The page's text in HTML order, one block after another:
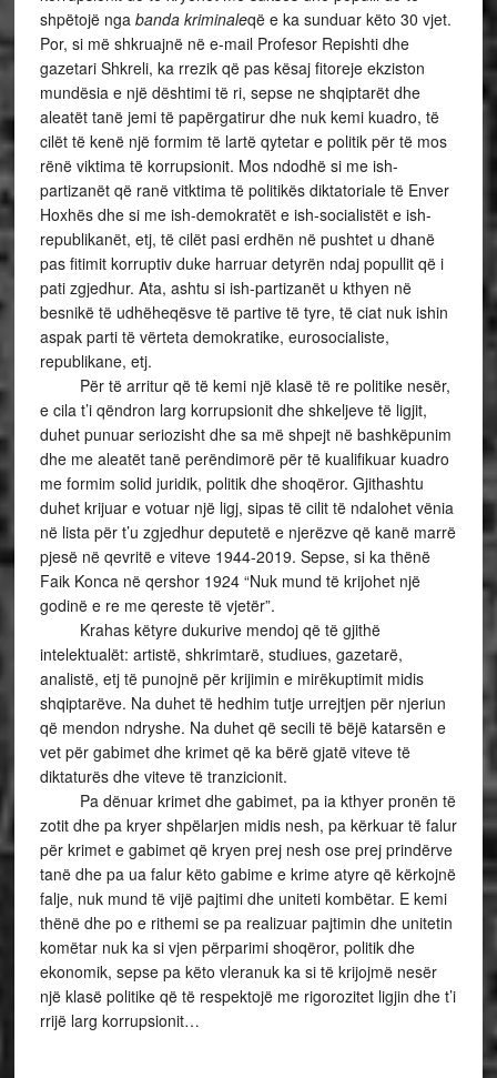
shpëtojë nga banda kriminaleqë e ka sunduar këto 30 vjet.
Por, si më shkruajnë në e-mail Profesor Repishti dhe
gazetari Shkreli, ka rrezik që pas kësaj fitoreje ekziston
mundësia e një dështimi të ri, sepse ne shqiptarët dhe
aleatët tanë jemi të papërgatirur dhe nuk kemi kuadro, të
cilët të kenë një formim të lartë qytetar e politik për të mos
rënë viktima të korrupsionit. Mos ndodhë si me ish-
partizanët që ranë vitktima të politikës diktatoriale të Enver
Hoxhës dhe si me ish-demokratët e ish-socialistët e ish-
republikanët, etj, të cilët pasi erdhën në pushtet u dhanë
pas fitimit korruptiv duke harruar detyrën ndaj popullit që i
pati zgjedhur. Ata, ashtu si ish-partizanët u kthyen në
besnikë të udhëheqësve të partive të tyre, të ciat nuk ishin
aspak parti të vërteta demokratike, eurosocialiste,
republikane, etj.
Për të arritur që të kemi një klasë të re politike nesër,
e cila t’i qëndron larg korrupsionit dhe shkeljeve të ligjit,
duhet punuar seriozisht dhe sa më shpejt në bashkëpunim
dhe me aleatët tanë perëndimorë për të kualifikuar kuadro
me formim solid juridik, politik dhe shoqëror. Gjithashtu
duhet krijuar e votuar një ligj, sipas të cilit të ndalohet vënia
në lista për t’u zgjedhur deputetë e njerëzve që kanë marrë
pjesë në qevritë e viteve 1944-2019. Sepse, si ka thënë
Faik Konca në qershor 1924 “Nuk mund të krijohet një
godinë e re me qereste të vjetër”.
Krahas këtyre dukurive mendoj që të gjithë
intelektualët: artistë, shkrimtarë, studiues, gazetarë,
analistë, etj të punojnë për krijimin e mirëkuptimit midis
shqiptarëve. Na duhet të hedhim tutje urrejtjen për njeriun
që mendon ndryshe. Na duhet që secili të bëjë katarsën e
vet për gabimet dhe krimet që ka bërë gjatë viteve të
diktaturës dhe viteve të tranzicionit.
Pa dënuar krimet dhe gabimet, pa ia kthyer pronën të
zotit dhe pa kryer shpëlarjen midis nesh, pa kërkuar të falur
për krimet e gabimet që kryen prej nesh ose prej prindërve
tanë dhe pa ua falur këto gabime e krime atyre që kërkojnë
falje, nuk mund të vijë pajtimi dhe uniteti kombëtar. E kemi
thënë dhe po e rithemi se pa realizuar pajtimin dhe unitetin
komëtar nuk ka si vjen përparimi shoqëror, politik dhe
ekonomik, sepse pa këto vleranuk ka si të krijojmë nesër
një klasë politike që të respektojë me rigorozitet ligjin dhe t’i
rrijë larg korrupsionit…